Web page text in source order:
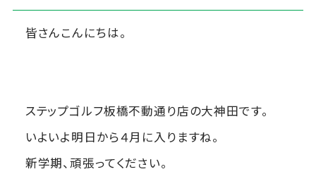
皆さんこんにちは。
ステップゴルフ板橋不動通り店の大神田です。
いよいよ明日から４月に入りますね。
新学期、頑張ってください。